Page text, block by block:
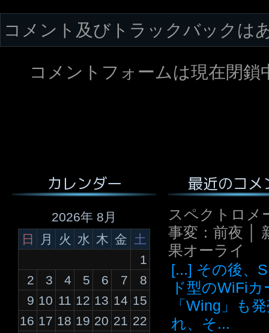
コメント及びトラックバックは
コメントフォームは現在閉鎖
カレンダー
2026年 8月
日
月 火 水 木 金 土
1
2
3 4 5 6 7
8
9 10 11 12 13 14 15
16 17 18 19 20 21 22
最近のコメ
スペクトロメ
事変：前夜 │
果オーライ
[...] その後、
ド型のWiFiカ
「Wing」も
れ、そ...